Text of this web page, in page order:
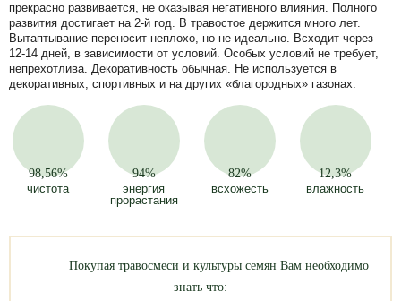
прекрасно развивается, не оказывая негативного влияния. Полного
развития достигает на 2-­й год. В травостое держится много лет.
Вытаптывание переносит неплохо, но не идеально. Всходит через
12-14 дней, в зависимости от условий. Особых условий не требует,
непрехотлива. Декоративность обычная. Не используется в
декоративных, спортивных и на других «благородных» газонах.
98,56%
чистота
94%
энергия
прорастания
82%
всхожесть
12,3%
влажность
Покупая травосмеси и культуры семян Вам необходимо
знать что: